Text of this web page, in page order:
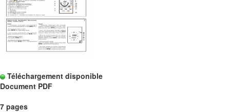
Téléchargement disponible
Document PDF
7 pages